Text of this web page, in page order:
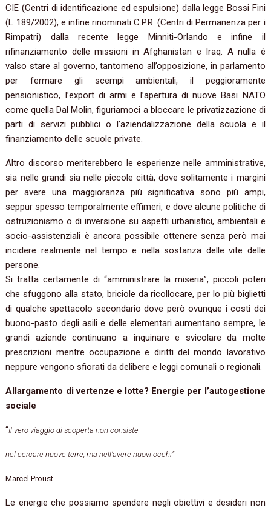
CIE (Centri di identificazione ed espulsione) dalla legge Bossi Fini
(L 189/2002), e infine rinominati C.P.R. (Centri di Permanenza per i
Rimpatri) dalla recente legge Minniti-Orlando e infine il
rifinanziamento delle missioni in Afghanistan e Iraq. A nulla è
valso stare al governo, tantomeno all’opposizione, in parlamento
per fermare gli scempi ambientali, il peggioramente
pensionistico, l’export di armi e l’apertura di nuove Basi NATO
come quella Dal Molin, figuriamoci a bloccare le privatizzazione di
parti di servizi pubblici o l’aziendalizzazione della scuola e il
finanziamento delle scuole private.
Altro discorso meriterebbero le esperienze nelle amministrative,
sia nelle grandi sia nelle piccole città, dove solitamente i margini
per avere una maggioranza più significativa sono più ampi,
seppur spesso temporalmente effimeri, e dove alcune politiche di
ostruzionismo o di inversione su aspetti urbanistici, ambientali e
socio-assistenziali è ancora possibile ottenere senza però mai
incidere realmente nel tempo e nella sostanza delle vite delle
persone.
Si tratta certamente di “amministrare la miseria”, piccoli poteri
che sfuggono alla stato, briciole da ricollocare, per lo più biglietti
di qualche spettacolo secondario dove però ovunque i costi dei
buono-pasto degli asili e delle elementari aumentano sempre, le
grandi aziende continuano a inquinare e svicolare da molte
prescrizioni mentre occupazione e diritti del mondo lavorativo
neppure vengono sfiorati da delibere e leggi comunali o regionali.
Allargamento di vertenze e lotte? Energie per l’autogestione
sociale
“Il vero viaggio di scoperta non consiste
nel cercare nuove terre, ma nell’avere nuovi occhi”
Marcel Proust
Le energie che possiamo spendere negli obiettivi e desideri non